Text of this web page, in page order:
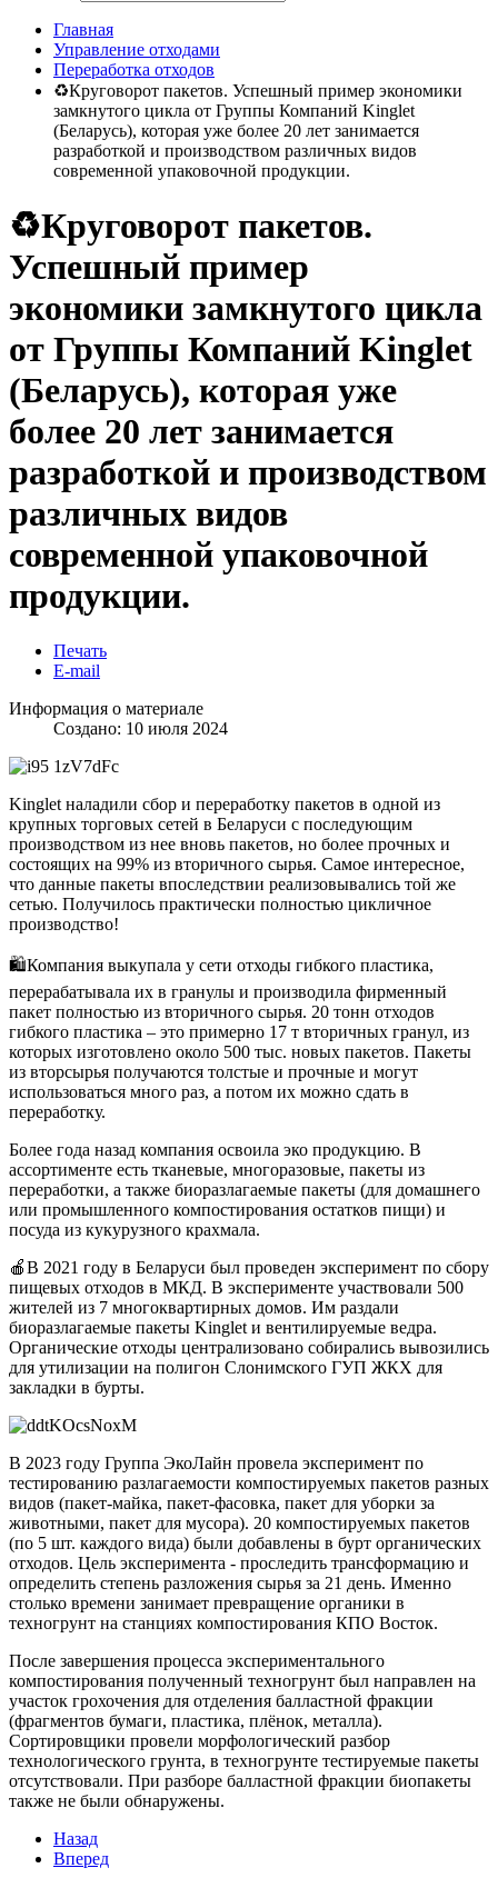
Главная
Управление отходами
Переработка отходов
♻Круговорот пакетов. Успешный пример экономики
замкнутого цикла от Группы Компаний Kinglet
(Беларусь), которая уже более 20 лет занимается
разработкой и производством различных видов
современной упаковочной продукции.
♻Круговорот пакетов.
Успешный пример
экономики замкнутого цикла
от Группы Компаний Kinglet
(Беларусь), которая уже
более 20 лет занимается
разработкой и производством
различных видов
современной упаковочной
продукции.
Печать
E-mail
Информация о материале
Создано: 10 июля 2024
Kinglet наладили сбор и переработку пакетов в одной из
крупных торговых сетей в Беларуси с последующим
производством из нее вновь пакетов, но более прочных и
состоящих на 99% из вторичного сырья. Самое интересное,
что данные пакеты впоследствии реализовывались той же
сетью. Получилось практически полностью цикличное
производство!
🛍Компания выкупала у сети отходы гибкого пластика,
перерабатывала их в гранулы и производила фирменный
пакет полностью из вторичного сырья. 20 тонн отходов
гибкого пластика – это примерно 17 т вторичных гранул, из
которых изготовлено около 500 тыс. новых пакетов. Пакеты
из вторсырья получаются толстые и прочные и могут
использоваться много раз, а потом их можно сдать в
переработку.
Более года назад компания освоила эко продукцию. В
ассортименте есть тканевые, многоразовые, пакеты из
переработки, а также биоразлагаемые пакеты (для домашнего
или промышленного компостирования остатков пищи) и
посуда из кукурузного крахмала.
🍎В 2021 году в Беларуси был проведен эксперимент по сбору
пищевых отходов в МКД. В эксперименте участвовали 500
жителей из 7 многоквартирных домов. Им раздали
биоразлагаемые пакеты Kinglet и вентилируемые ведра.
Органические отходы централизовано собирались вывозились
для утилизации на полигон Слонимского ГУП ЖКХ для
закладки в бурты.
В 2023 году Группа ЭкоЛайн провела эксперимент по
тестированию разлагаемости компостируемых пакетов разных
видов (пакет-майка, пакет-фасовка, пакет для уборки за
животными, пакет для мусора). 20 компостируемых пакетов
(по 5 шт. каждого вида) были добавлены в бурт органических
отходов. Цель эксперимента - проследить трансформацию и
определить степень разложения сырья за 21 день. Именно
столько времени занимает превращение органики в
техногрунт на станциях компостирования КПО Восток.
После завершения процесса экспериментального
компостирования полученный техногрунт был направлен на
участок грохочения для отделения балластной фракции
(фрагментов бумаги, пластика, плёнок, металла).
Сортировщики провели морфологический разбор
технологического грунта, в техногрунте тестируемые пакеты
отсутствовали. При разборе балластной фракции биопакеты
также не были обнаружены.
Назад
Вперед